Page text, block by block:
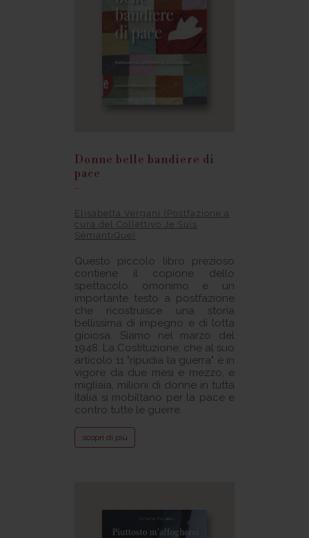
Donne belle bandiere di
pace
-
Elisabetta Vergani (Postfazione a
cura del Collettivo Je Suis
SémantiQue)
Questo piccolo libro prezioso
contiene il copione dello
spettacolo omonimo e un
importante testo a postfazione
che ricostruisce una storia
bellissima di impegno e di lotta
gioiosa. Siamo nel marzo del
1948. La Costituzione, che al suo
articolo 11 "ripudia la guerra" è in
vigore da due mesi e mezzo, e
migliaia, milioni di donne in tutta
Italia si mobiltano per la pace e
contro tutte le guerre.
scopri di più